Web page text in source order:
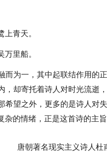
青天。
里船。
而为一，其中起联结作用的
，却寄托着诗人对时光流逝
希望之外，更多的是诗人对
的情绪，正是这首诗的主旨